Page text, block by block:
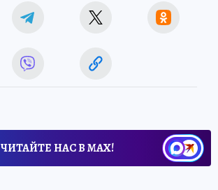
ЧИТАЙТЕ НАС В МАХ!